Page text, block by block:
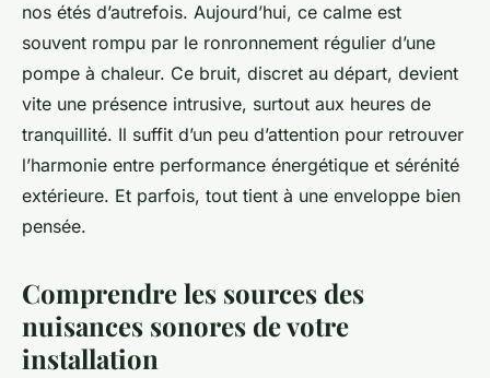
Fabien•14/04/2026 15:08•9 min de lecture
nos étés d’autrefois. Aujourd’hui, ce calme est
souvent rompu par le ronronnement régulier d’une
pompe à chaleur. Ce bruit, discret au départ, devient
vite une présence intrusive, surtout aux heures de
tranquillité. Il suffit d’un peu d’attention pour retrouver
l’harmonie entre performance énergétique et sérénité
extérieure. Et parfois, tout tient à une enveloppe bien
pensée.
Comprendre les sources des
nuisances sonores de votre
installation